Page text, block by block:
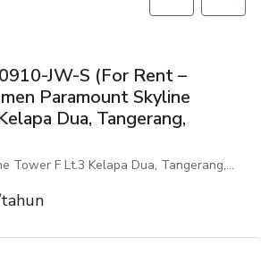
JW-S (For Rent –
Paramount Skyline
Dua, Tangerang,
F Lt.3 Kelapa Dua, Tangerang, Banten